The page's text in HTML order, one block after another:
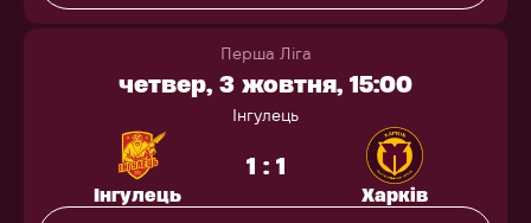
Перша Ліга
четвер, 3 жовтня, 15:00
Інгулець
Інгулець
1 : 1
Харків